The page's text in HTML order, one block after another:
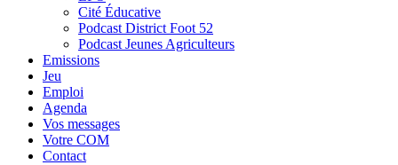
Cité Éducative
Podcast District Foot 52
Podcast Jeunes Agriculteurs
Emissions
Jeu
Emploi
Agenda
Vos messages
Votre COM
Contact